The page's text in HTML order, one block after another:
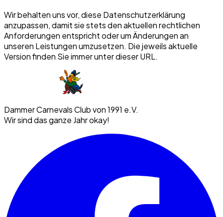
Wir behalten uns vor, diese Datenschutzerklärung
anzupassen, damit sie stets den aktuellen rechtlichen
Anforderungen entspricht oder um Änderungen an
unseren Leistungen umzusetzen. Die jeweils aktuelle
Version finden Sie immer unter dieser URL.
Dammer Carnevals Club von 1991 e.V.
Wir sind das ganze Jahr okay!